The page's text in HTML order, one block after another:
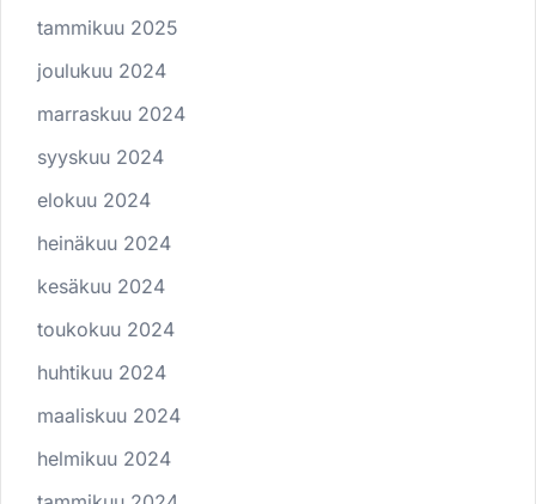
tammikuu 2025
joulukuu 2024
marraskuu 2024
syyskuu 2024
elokuu 2024
heinäkuu 2024
kesäkuu 2024
toukokuu 2024
huhtikuu 2024
maaliskuu 2024
helmikuu 2024